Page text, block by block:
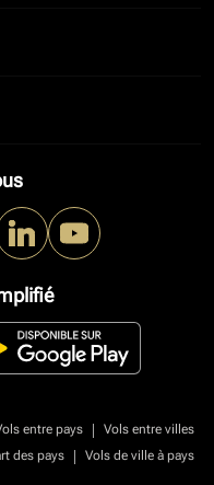
entre pays |
Vols entre villes
des pays | Vols de ville à pays